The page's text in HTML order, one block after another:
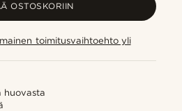
OSTOSKORIIN
toimitusvaihtoehto yli
huovasta